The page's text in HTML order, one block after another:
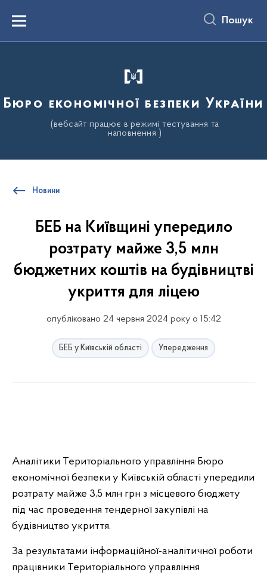
вмістуMenu Пошук
Бюро економічної безпеки України
(вебсайт працює в режимі тестування та
наповнення )
Новини
БЕБ на Київщині упередило
розтрату майже 3,5 млн
бюджетних коштів на будівництві
укриття для ліцею
опубліковано 24 червня 2024 року о 15:42
БЕБ у Київській області Упередження
Аналітики Територіального управління Бюро
економічної безпеки у Київській області упередили
розтрату майже 3,5 млн грн з місцевого бюджету
під час проведення тендерної закупівлі на
будівництво укриття.
За результатами інформаційної-аналітичної роботи
працівники Територіального управління